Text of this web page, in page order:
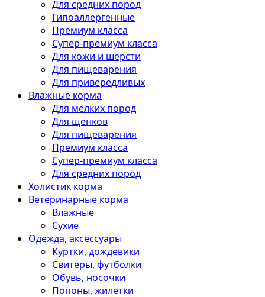
Для средних пород
Гипоаллергенные
Премиум класса
Супер-премиум класса
Для кожи и шерсти
Для пищеварения
Для привередливых
Влажные корма
Для мелких пород
Для щенков
Для пищеварения
Премиум класса
Супер-премиум класса
Для средних пород
Холистик корма
Ветеринарные корма
Влажные
Сухие
Одежда, аксессуары
Куртки, дождевики
Свитеры, футболки
Обувь, носочки
Попоны, жилетки